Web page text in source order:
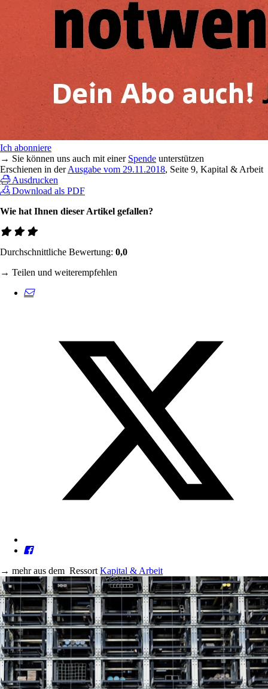
Ich abonniere
→ Sie können uns auch mit einer Spende unterstützen
Erschienen in derAusgabe vom 29.11.2018, Seite 9, Kapital & Arbeit
Ausdrucken
Download als PDF
Wie hat Ihnen dieser Artikel gefallen?
Durchschnittliche Bewertung: 0,0
→ Teilen und weiterempfehlen
→ mehr aus dem Ressort Kapital & Arbeit